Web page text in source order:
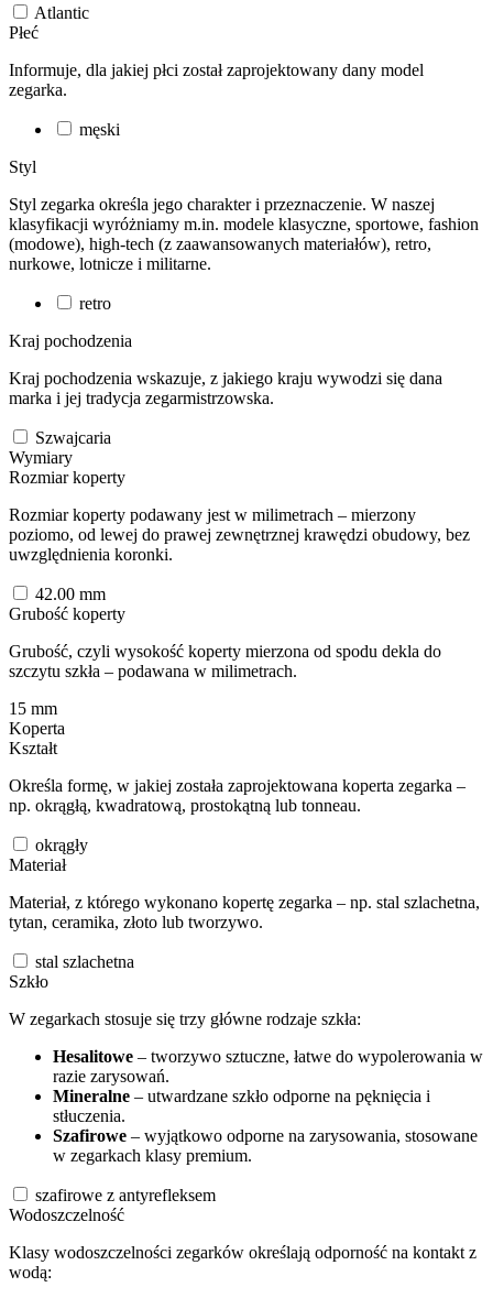
Atlantic
Płeć
Informuje, dla jakiej płci został zaprojektowany dany model
zegarka.
męski
Styl
Styl zegarka określa jego charakter i przeznaczenie. W naszej
klasyfikacji wyróżniamy m.in. modele klasyczne, sportowe, fashion
(modowe), high-tech (z zaawansowanych materiałów), retro,
nurkowe, lotnicze i militarne.
retro
Kraj pochodzenia
Kraj pochodzenia wskazuje, z jakiego kraju wywodzi się dana
marka i jej tradycja zegarmistrzowska.
Szwajcaria
Wymiary
Rozmiar koperty
Rozmiar koperty podawany jest w milimetrach – mierzony
poziomo, od lewej do prawej zewnętrznej krawędzi obudowy, bez
uwzględnienia koronki.
42.00 mm
Grubość koperty
Grubość, czyli wysokość koperty mierzona od spodu dekla do
szczytu szkła – podawana w milimetrach.
15 mm
Koperta
Kształt
Określa formę, w jakiej została zaprojektowana koperta zegarka –
np. okrągłą, kwadratową, prostokątną lub tonneau.
okrągły
Materiał
Materiał, z którego wykonano kopertę zegarka – np. stal szlachetna,
tytan, ceramika, złoto lub tworzywo.
stal szlachetna
Szkło
W zegarkach stosuje się trzy główne rodzaje szkła:
Hesalitowe – tworzywo sztuczne, łatwe do wypolerowania w
razie zarysowań.
Mineralne – utwardzane szkło odporne na pęknięcia i
stłuczenia.
Szafirowe – wyjątkowo odporne na zarysowania, stosowane
w zegarkach klasy premium.
szafirowe z antyrefleksem
Wodoszczelność
Klasy wodoszczelności zegarków określają odporność na kontakt z
wodą: